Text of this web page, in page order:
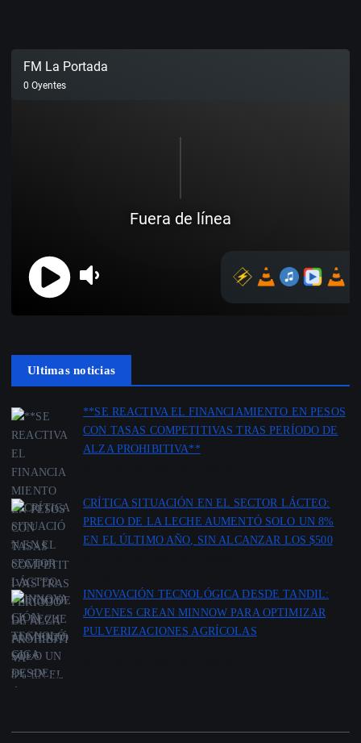
Ultimas noticias
**SE REACTIVA EL FINANCIAMIENTO EN PESOS
CON TASAS COMPETITIVAS TRAS PERÍODO DE
ALZA PROHIBITIVA**
CRÍTICA SITUACIÓN EN EL SECTOR LÁCTEO:
PRECIO DE LA LECHE AUMENTÓ SOLO UN 8%
EN EL ÚLTIMO AÑO, SIN ALCANZAR LOS $500
INNOVACIÓN TECNOLÓGICA DESDE TANDIL:
JÓVENES CREAN MINNOW PARA OPTIMIZAR
PULVERIZACIONES AGRÍCOLAS
11 abril 2026